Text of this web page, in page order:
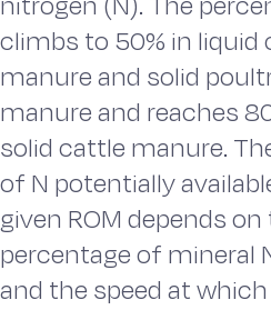
climbs to 50% in liquid
manure and solid
manure and reaches
solid cattle manure.
of N potentially
given ROM depends on
percentage of mineral
and the speed at